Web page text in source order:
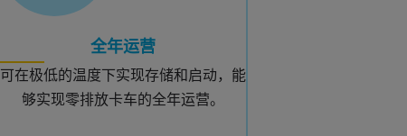
全年运营
可在极低的温度下实现存储和启动，能
够实现零排放卡车的全年运营。